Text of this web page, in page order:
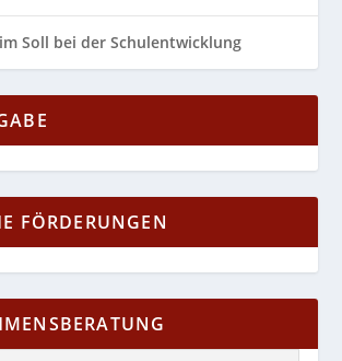
Soll bei der Schulentwicklung
FÖRDERUNGEN